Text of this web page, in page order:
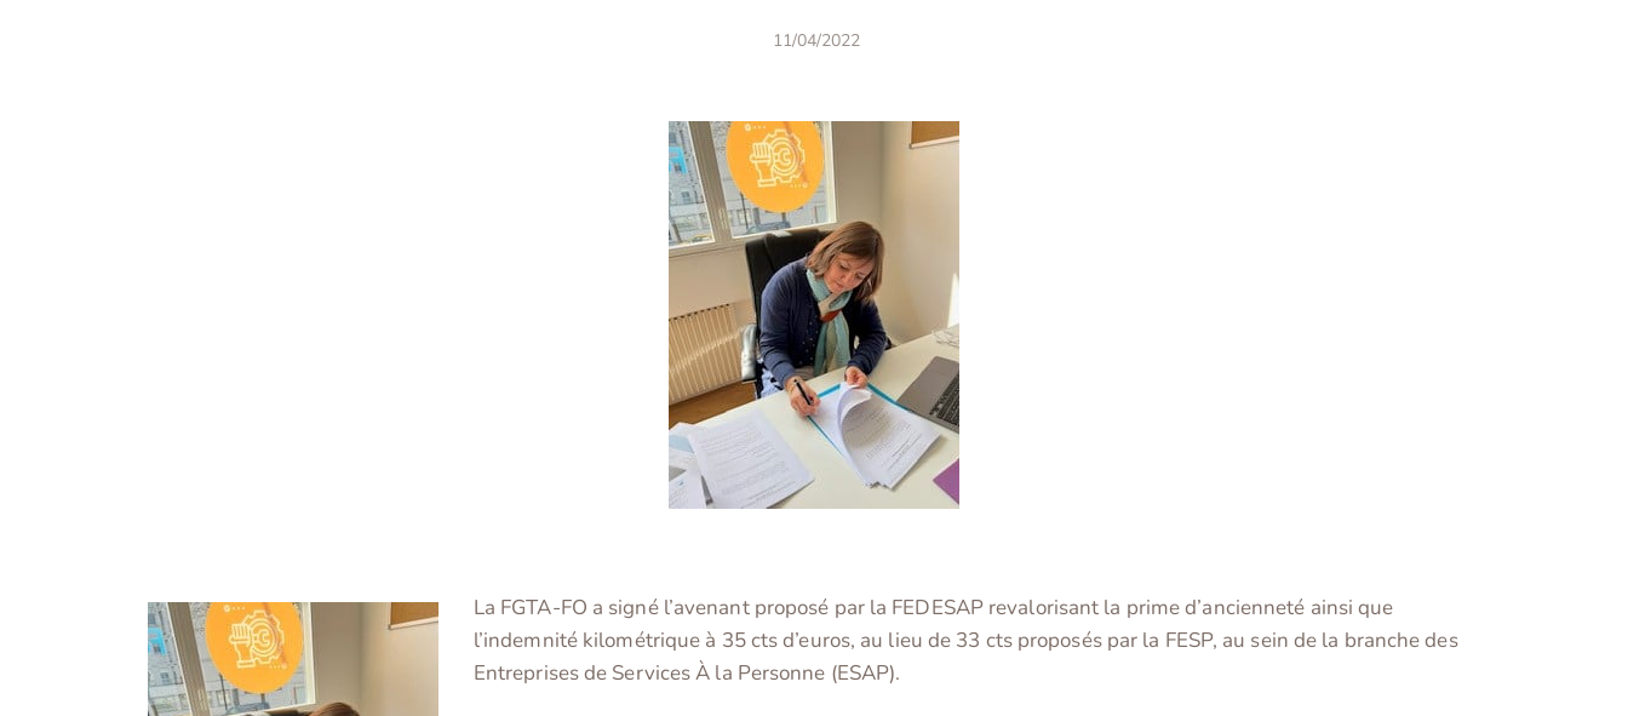
11/04/2022
La FGTA-FO a signé l’avenant proposé par la FEDESAP revalorisant la prime d’ancienneté ainsi que
l’indemnité kilométrique à 35 cts d’euros, au lieu de 33 cts proposés par la FESP, au sein de la branche des
Entreprises de Services À la Personne (ESAP).